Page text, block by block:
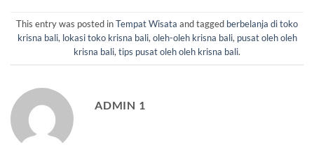
This entry was posted inTempat Wisata and tagged berbelanja di toko
krisna bali, lokasi toko krisna bali,oleh-oleh krisna bali, pusat oleh oleh
krisna bali,tips pusat oleh oleh krisna bali.
ADMIN 1